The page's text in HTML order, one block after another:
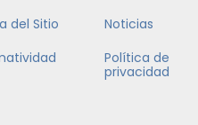
del Sitio
Noticias
Política de
privacidad